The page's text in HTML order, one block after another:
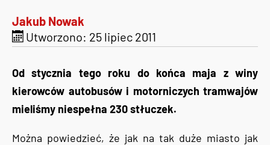
Jakub Nowak
Utworzono: 25 lipiec 2011
Od stycznia tego roku do końca maja z winy
kierowców autobusów i motorniczych tramwajów
mieliśmy niespełna 230 stłuczek.
Można powiedzieć, że jak na tak duże miasto jak